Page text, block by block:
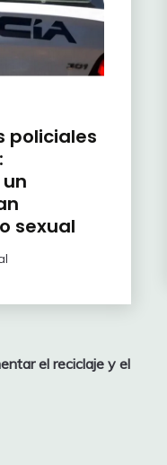
policiales
sexual
el reciclaje y el